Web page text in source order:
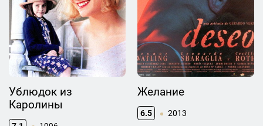
Ублюдок из
Каролины
Желание
6.5 2013